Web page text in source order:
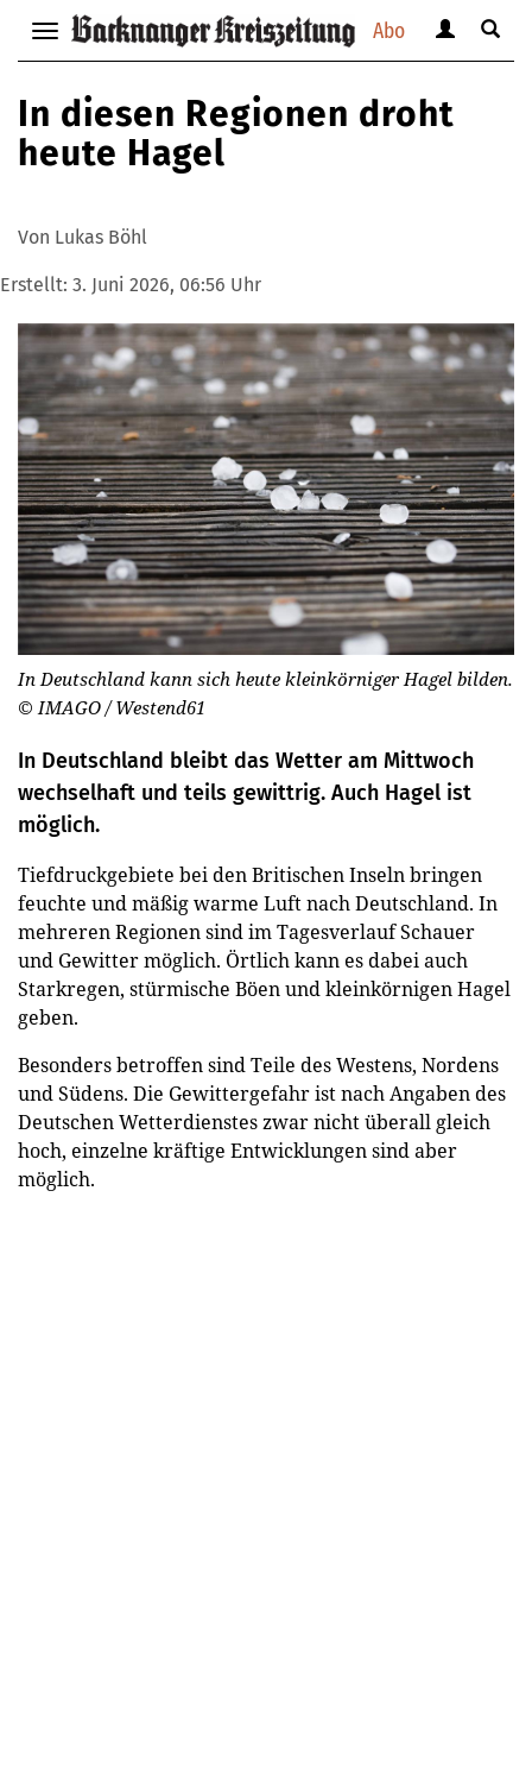
Abo
Navigation
anzeigen
verbergen
anzeigen
verbergen
Suche
In diesen Regionen droht
heute Hagel
Von Lukas Böhl
Erstellt: 3. Juni 2026, 06:56 Uhr
In Deutschland kann sich heute kleinkörniger Hagel bilden.
© IMAGO / Westend61
In Deutschland bleibt das Wetter am Mittwoch
wechselhaft und teils gewittrig. Auch Hagel ist
möglich.
Tiefdruckgebiete bei den Britischen Inseln bringen
feuchte und mäßig warme Luft nach Deutschland. In
mehreren Regionen sind im Tagesverlauf Schauer
und Gewitter möglich. Örtlich kann es dabei auch
Starkregen, stürmische Böen und kleinkörnigen Hagel
geben.
Besonders betroffen sind Teile des Westens, Nordens
und Südens. Die Gewittergefahr ist nach Angaben des
Deutschen Wetterdienstes zwar nicht überall gleich
hoch, einzelne kräftige Entwicklungen sind aber
möglich.